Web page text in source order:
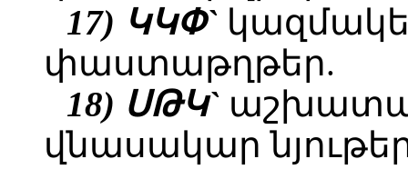
17) ԿԿՓ`
փաստաթղթեր.
18) ՍԹԿ`
վնասակար